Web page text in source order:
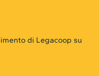
di Legacoop su